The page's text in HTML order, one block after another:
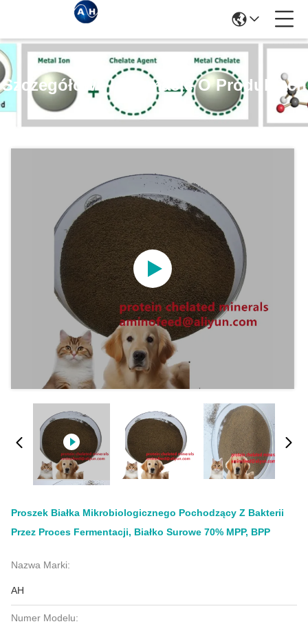
Szczegółowe Informacje O Produktach
Proszek Białka Mikrobiologicznego Pochodzący Z Bakterii
Przez Proces Fermentacji, Białko Surowe 70% MPP, BPP
Nazwa Marki:
AH
Numer Modelu: